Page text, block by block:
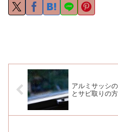
アルミサッシ
とサビ取りの